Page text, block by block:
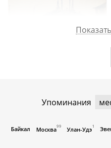
Упоминания
Байкал Москва99 Улан-Удэ 1